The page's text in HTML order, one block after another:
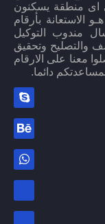
اى منطقة يسكنون
الاستعانة بأرقام
مندوب التوكيل
والتصليح وتحقيق
معنا على الارقام
دائما.